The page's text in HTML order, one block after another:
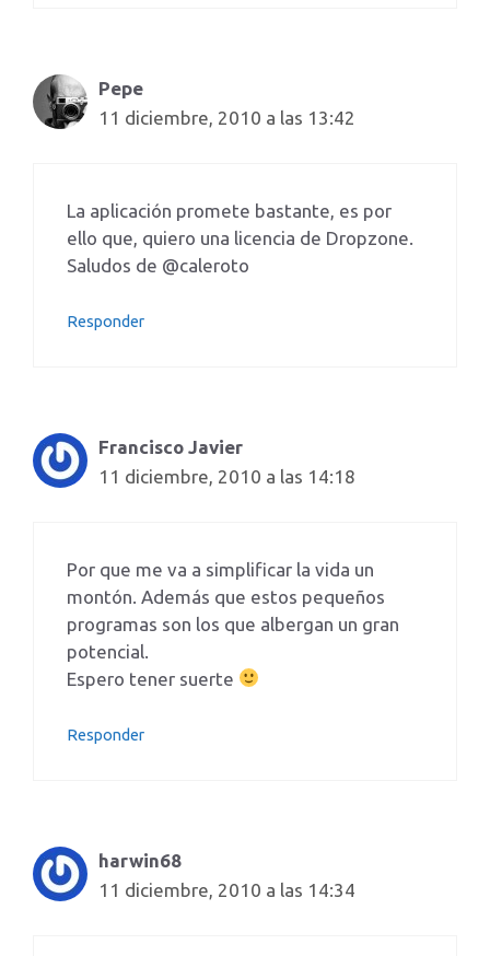
Pepe
11 diciembre, 2010 a las 13:42
La aplicación promete bastante, es por
ello que, quiero una licencia de Dropzone.
Saludos de @caleroto
Responder
Francisco Javier
11 diciembre, 2010 a las 14:18
Por que me va a simplificar la vida un
montón. Además que estos pequeños
programas son los que albergan un gran
potencial.
Espero tener suerte
Responder
harwin68
11 diciembre, 2010 a las 14:34